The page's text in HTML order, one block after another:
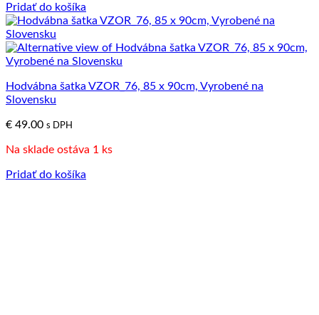
Pridať do košíka
Hodvábna šatka VZOR_76, 85 x 90cm, Vyrobené na
Slovensku
€ 49.00 s DPH
Na sklade ostáva 1 ks
Pridať do košíka